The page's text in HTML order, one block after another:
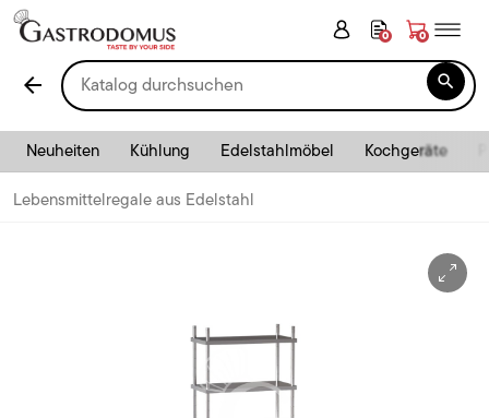
0 0
arrow_back 
Neuheiten Kühlung Edelstahlmöbel Kochgeräte
Lebensmittelregale aus Edelstahl